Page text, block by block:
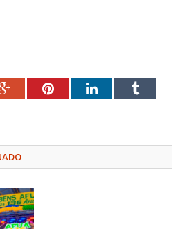
Google+PinterestLinkedInTumblr